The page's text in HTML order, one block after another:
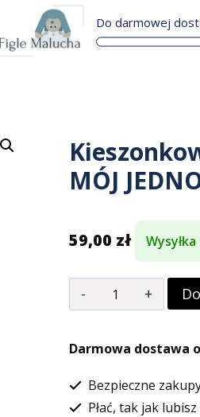
Do darmowej
MÓJ
59,00 zł
Darmowa dostawa
Bezpieczne
Płać, tak jak lubisz